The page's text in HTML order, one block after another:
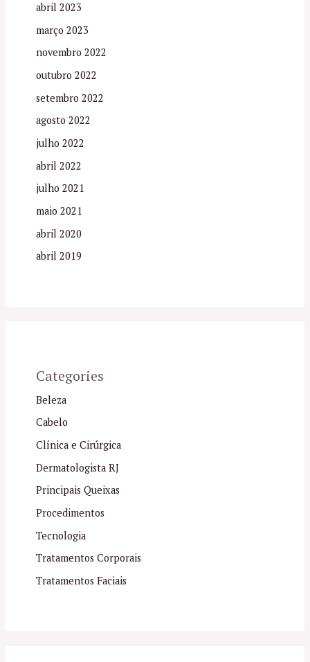
abril 2023
março 2023
novembro 2022
outubro 2022
setembro 2022
agosto 2022
julho 2022
abril 2022
julho 2021
maio 2021
abril 2020
abril 2019
Categories
Beleza
Cabelo
Clínica e Cirúrgica
Dermatologista RJ
Principais Queixas
Procedimentos
Tecnologia
Tratamentos Corporais
Tratamentos Faciais